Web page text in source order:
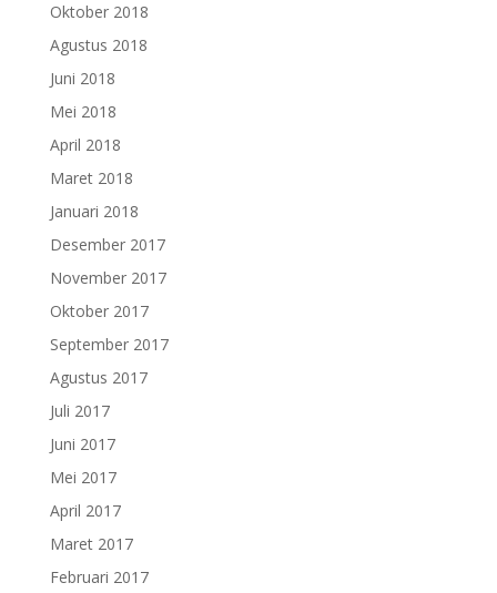
Oktober 2018
Agustus 2018
Juni 2018
Mei 2018
April 2018
Maret 2018
Januari 2018
Desember 2017
November 2017
Oktober 2017
September 2017
Agustus 2017
Juli 2017
Juni 2017
Mei 2017
April 2017
Maret 2017
Februari 2017